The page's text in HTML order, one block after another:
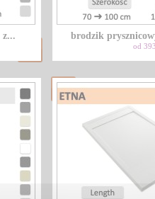
brodzik
od